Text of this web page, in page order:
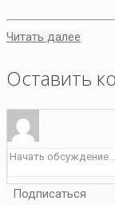
Читать далее
Оставить
Подписаться